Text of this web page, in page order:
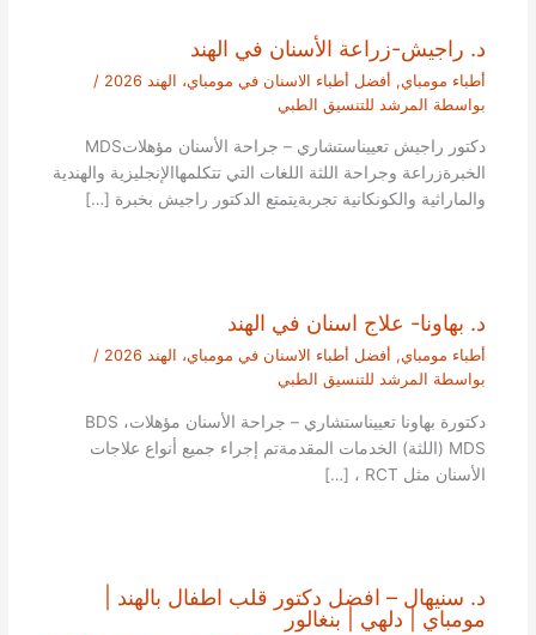
د. راجيش-زراعة الأسنان في الهند
أطباء مومباي, أفضل أطباء الاسنان في مومباي، الهند 2026
/
بواسطة المرشد للتنسيق الطبي
دكتور راجيش تعييناستشاري – جراحة الأسنان مؤهلاتMDS
الخبرةزراعة وجراحة اللثة اللغات التي تتكلمهاالإنجليزية والهندية
والماراثية والكونكانية تجربةيتمتع الدكتور راجيش بخبرة […]
د. بهاونا- علاج اسنان في الهند
أطباء مومباي, أفضل أطباء الاسنان في مومباي، الهند 2026
/
بواسطة المرشد للتنسيق الطبي
دكتورة بهاونا تعييناستشاري – جراحة الأسنان مؤهلاتBDS ،
MDS (اللثة) الخدمات المقدمةتم إجراء جميع أنواع علاجات
الأسنان مثل RCT ، […]
د. سنيهال – افضل دكتور قلب اطفال بالهند |
مومباي | دلهي | بنغالور